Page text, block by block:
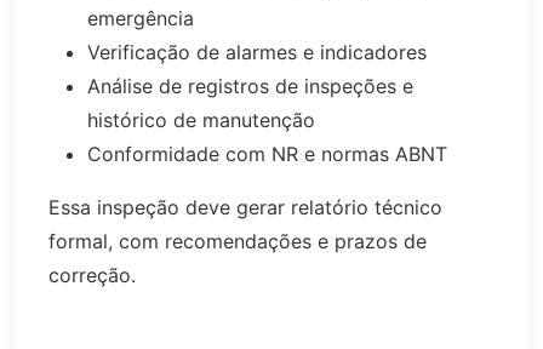
emergência
Verificação de alarmes e indicadores
Análise de registros de inspeções e
histórico de manutenção
Conformidade com NR e normas ABNT
Essa inspeção deve gerar relatório técnico
formal, com recomendações e prazos de
correção.